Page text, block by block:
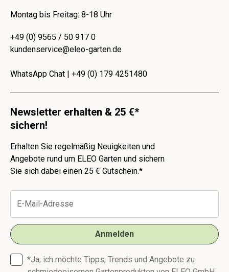
Newsletter erhalten & 25 €*
sichern!
Erhalten Sie regelmäßig Neuigkeiten und
Angebote rund um ELEO Garten und sichern
Sie sich dabei einen 25 € Gutschein.*
Anmelden
*Ja, ich möchte Tipps, Trends und Angebote zu
Montag bis Freitag: 8-18 Uhr
+49 (0) 9565 / 50 917 0
kundenservice@eleo-garten.de
WhatsApp Chat | +49 (0) 179 4251480